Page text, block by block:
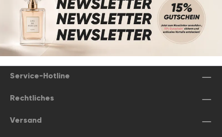
Service-Hotline
Rechtliches
Versand